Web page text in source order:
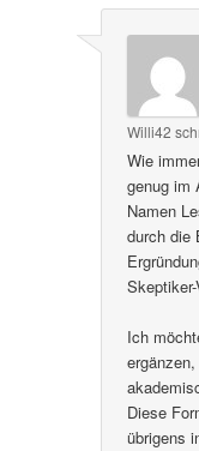
Willi42
Wie
genug im
Namen
durch die
Ich
Diese
übrigens